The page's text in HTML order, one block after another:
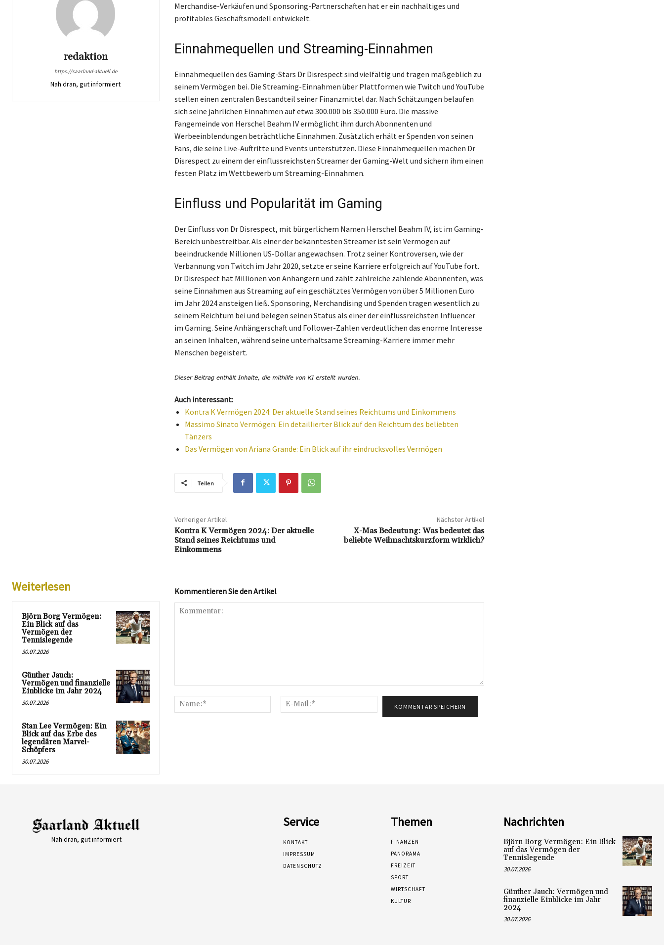
redaktion
https://saarland-aktuell.de
Nah dran, gut informiert
Merchandise-Verkäufen und Sponsoring-Partnerschaften hat er ein nachhaltiges und
profitables Geschäftsmodell entwickelt.
Einnahmequellen und Streaming-Einnahmen
Einnahmequellen des Gaming-Stars Dr Disrespect sind vielfältig und tragen maßgeblich zu
seinem Vermögen bei. Die Streaming-Einnahmen über Plattformen wie Twitch und YouTube
stellen einen zentralen Bestandteil seiner Finanzmittel dar. Nach Schätzungen belaufen
sich seine jährlichen Einnahmen auf etwa 300.000 bis 350.000 Euro. Die massive
Fangemeinde von Herschel Beahm IV ermöglicht ihm durch Abonnenten und
Werbeeinblendungen beträchtliche Einnahmen. Zusätzlich erhält er Spenden von seinen
Fans, die seine Live-Auftritte und Events unterstützen. Diese Einnahmequellen machen Dr
Disrespect zu einem der einflussreichsten Streamer der Gaming-Welt und sichern ihm einen
festen Platz im Wettbewerb um Streaming-Einnahmen.
Einfluss und Popularität im Gaming
Der Einfluss von Dr Disrespect, mit bürgerlichem Namen Herschel Beahm IV, ist im Gaming-
Bereich unbestreitbar. Als einer der bekanntesten Streamer ist sein Vermögen auf
beeindruckende Millionen US-Dollar angewachsen. Trotz seiner Kontroversen, wie der
Verbannung von Twitch im Jahr 2020, setzte er seine Karriere erfolgreich auf YouTube fort.
Dr Disrespect hat Millionen von Anhängern und zählt zahlreiche zahlende Abonnenten, was
seine Einnahmen aus Streaming auf ein geschätztes Vermögen von über 5 Millionen Euro
im Jahr 2024 ansteigen ließ. Sponsoring, Merchandising und Spenden tragen wesentlich zu
seinem Reichtum bei und belegen seinen Status als einer der einflussreichsten Influencer
im Gaming. Seine Anhängerschaft und Follower-Zahlen verdeutlichen das enorme Interesse
an seinen Inhalten, während seine unterhaltsame Streaming-Karriere immer mehr
Menschen begeistert.
Auch interessant:
Kontra K Vermögen 2024: Der aktuelle Stand seines Reichtums und Einkommens
Massimo Sinato Vermögen: Ein detaillierter Blick auf den Reichtum des beliebten
Tänzers
Das Vermögen von Ariana Grande: Ein Blick auf ihr eindrucksvolles Vermögen
Teilen
Vorheriger Artikel
Kontra K Vermögen 2024: Der aktuelle
Stand seines Reichtums und
Einkommens
Nächster Artikel
X-Mas Bedeutung: Was bedeutet das
beliebte Weihnachtskurzform wirklich?
Weiterlesen
Björn Borg Vermögen:
Ein Blick auf das
Vermögen der
Tennislegende
30.07.2026
Günther Jauch:
Vermögen und finanzielle
Einblicke im Jahr 2024
30.07.2026
Stan Lee Vermögen: Ein
Blick auf das Erbe des
legendären Marvel-
Schöpfers
30.07.2026
Kommentieren Sie den Artikel
Name:*
Mail:*
Nah dran, gut informiert
Service
KONTAKT
IMPRESSUM
DATENSCHUTZ
Themen
FINANZEN
PANORAMA
FREIZEIT
SPORT
WIRTSCHAFT
KULTUR
Nachrichten
Björn Borg Vermögen: Ein Blick
auf das Vermögen der
Tennislegende
30.07.2026
Günther Jauch: Vermögen und
finanzielle Einblicke im Jahr
2024
30.07.2026